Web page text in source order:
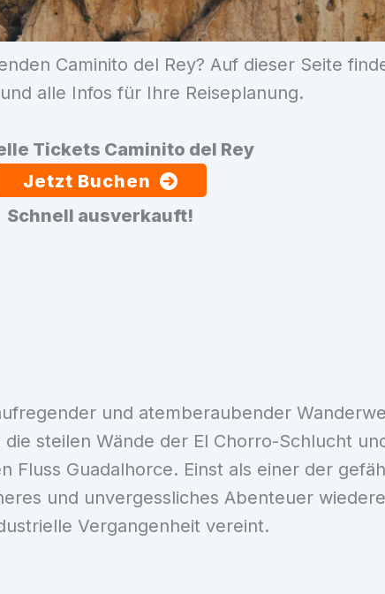
Caminito del Rey? Auf dieser Seite
alle Infos für Ihre Reiseplanung.
Tickets Caminito del Rey
Jetzt Buchen
Schnell ausverkauft!
und atemberaubender
steilen Wände der El Chorro-Schlucht
Guadalhorce. Einst als einer der
und unvergessliches Abenteuer
Vergangenheit vereint.